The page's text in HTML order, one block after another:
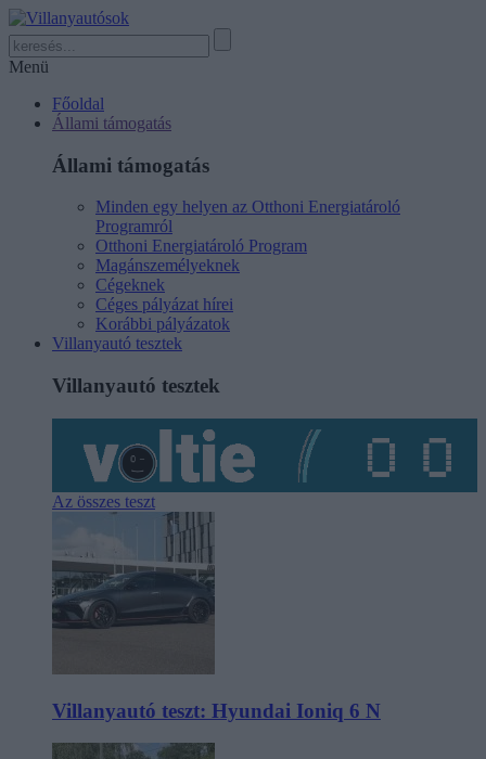
Menü
Főoldal
Állami támogatás
Állami támogatás
Minden egy helyen az Otthoni Energiatároló
Programról
Otthoni Energiatároló Program
Magánszemélyeknek
Cégeknek
Céges pályázat hírei
Korábbi pályázatok
Villanyautó tesztek
Villanyautó tesztek
Az összes teszt
Villanyautó teszt: Hyundai Ioniq 6 N